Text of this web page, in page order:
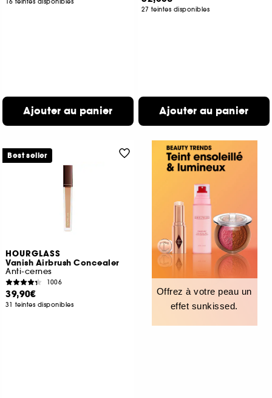
Ajouter au panier
27 teintes disponibles
Ajouter au panier
HOURGLASS
Vanish Airbrush Concealer
Anti-cernes
1006
39,90€
31 teintes disponibles
Best seller
Offrez à votre peau un
effet sunkissed.